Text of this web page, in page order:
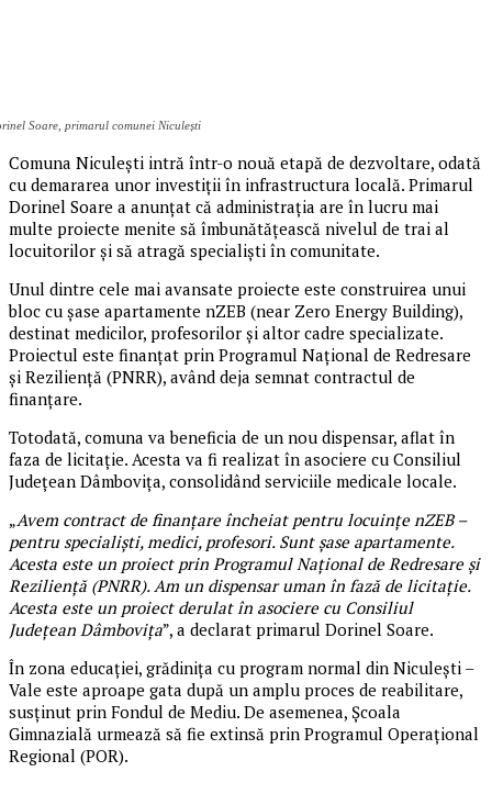
Soare, primarul comunei Niculești
Comuna Niculești intră într-o nouă etapă de dezvoltare, odată
cu demararea unor investiții în infrastructura locală. Primarul
Dorinel Soare a anunțat că administrația are în lucru mai
multe proiecte menite să îmbunătățească nivelul de trai al
locuitorilor și să atragă specialiști în comunitate.
Unul dintre cele mai avansate proiecte este construirea unui
bloc cu șase apartamente nZEB (near Zero Energy Building),
destinat medicilor, profesorilor și altor cadre specializate.
Proiectul este finanțat prin Programul Național de Redresare
și Reziliență (PNRR), având deja semnat contractul de
finanțare.
Totodată, comuna va beneficia de un nou dispensar, aflat în
faza de licitație. Acesta va fi realizat în asociere cu Consiliul
Județean Dâmbovița, consolidând serviciile medicale locale.
„Avem contract de finanțare încheiat pentru locuințe nZEB –
pentru specialiști, medici, profesori. Sunt șase apartamente.
Acesta este un proiect prin Programul Național de Redresare și
Reziliență (PNRR). Am un dispensar uman în fază de licitație.
Acesta este un proiect derulat în asociere cu Consiliul
Județean Dâmbovița”, a declarat primarul Dorinel Soare.
În zona educației, grădinița cu program normal din Niculești –
Vale este aproape gata după un amplu proces de reabilitare,
susținut prin Fondul de Mediu. De asemenea, Școala
Gimnazială urmează să fie extinsă prin Programul Operațional
Regional (POR).